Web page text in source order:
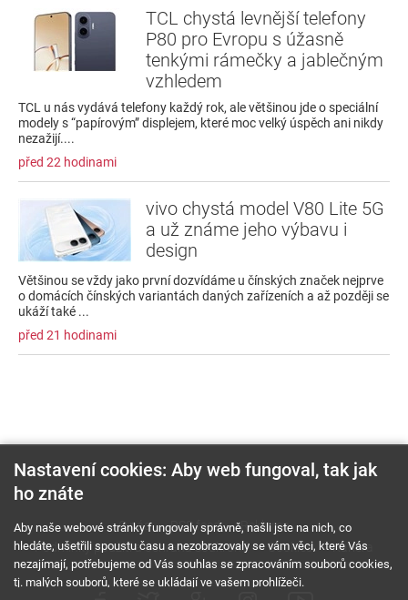
TCL chystá levnější telefony
P80 pro Evropu s úžasně
tenkými rámečky a jablečným
vzhledem
TCL u nás vydává telefony každý rok, ale většinou jde o speciální
modely s “papírovým” displejem, které moc velký úspěch ani nikdy
nezažijí....
před 22 hodinami
vivo chystá model V80 Lite 5G
a už známe jeho výbavu i
design
Většinou se vždy jako první dozvídáme u čínských značek nejprve
o domácích čínských variantách daných zařízeních a až později se
ukáží také ...
před 21 hodinami
O nás RSS feed
Reklama
Podmínky použití a ochrana soukromí
Cookies Kariéra
Nastavení cookies: Aby web fungoval, tak jak
ho znáte
Aby naše webové stránky fungovaly správně, našli jste na nich, co
hledáte, ušetřili spoustu času a nezobrazovaly se vám věci, které Vás
nezajímají, potřebujeme od Vás souhlas se zpracováním souborů cookies,
tj. malých souborů, které se ukládají ve vašem prohlížeči.